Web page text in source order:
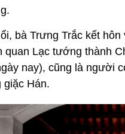
bà Trưng Trắc kết hôn
quan Lạc tướng thành
nay), cũng là người
giặc Hán.